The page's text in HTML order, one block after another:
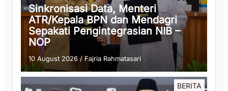
Sinkronisasi Data, Menteri
ATR/Kepala BPN dan Mendagri
Sepakati Pengintegrasian NIB –
NOP
10 August 2026/Fajria Rahmatasari
BERITA